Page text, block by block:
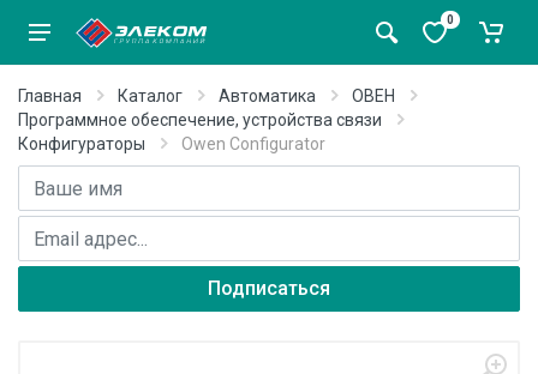
0
Главная Каталог Автоматика
ОВЕН
Программное обеспечение, устройства связи
Конфигураторы
Owen Configurator
Имя
E-mail адрес
Подписаться